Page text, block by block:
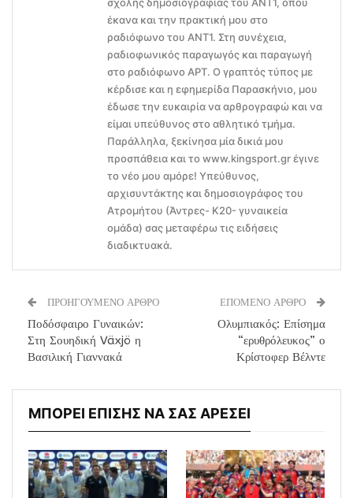
σχολής δημοσιογραφίας του ΑΝΤ1, όπου
έκανα και την πρακτική μου στο
ραδιόφωνο του ΑΝΤ1. Στη συνέχεια,
ραδιοφωνικός παραγωγός και παραγωγή
στο ραδιόφωνο ΑΡΤ. Ο γραπτός τύπος με
κέρδισε και η εφημερίδα Παρασκήνιο, μου
έδωσε την ευκαιρία να αρθρογραφώ και να
είμαι υπεύθυνος στο αθλητικό τμήμα.
Παράλληλα, ξεκίνησα μία δικιά μου
προσπάθεια και το www.kingsport.gr έγινε
το νέο μου αμόρε! Υπεύθυνος,
αρχισυντάκτης και δημοσιογράφος του
Ατρομήτου (Άντρες- Κ20- γυναικεία
ομάδα) σας μεταφέρω τις ειδήσεις
διαδικτυακά.
ΠΡΟΗΓΟΥΜΕΝΟ ΑΡΘΡΟ
Ποδόσφαιρο Γυναικών:
Στη Σουηδική Växjö η
Βασιλική Γιαννακά
ΕΠΟΜΕΝΟ ΑΡΘΡΟ
Ολυμπιακός: Επίσημα
“ερυθρόλευκος” ο
Κρίστοφερ Βέλντε
ΜΠΟΡΕΙ ΕΠΙΣΗΣ ΝΑ ΣΑΣ ΑΡΕΣΕΙ